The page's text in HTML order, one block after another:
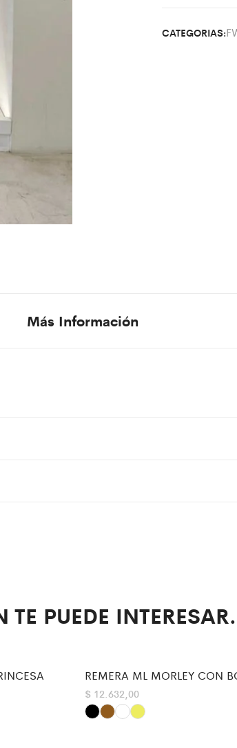
CATEGORIAS:
Más Información
TE PUEDE
REMERA ML MORLEY CON
$ 12.632,00